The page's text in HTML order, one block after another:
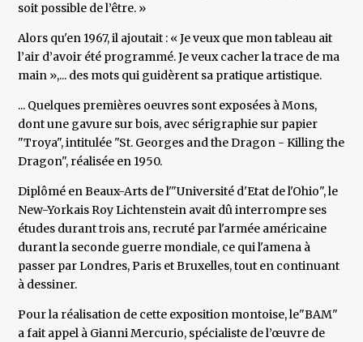
soit possible de l’être. »
Alors qu'en 1967, il ajoutait : « Je veux que mon tableau ait
l’air d’avoir été programmé. Je veux cacher la trace de ma
main »,... des mots qui guidèrent sa pratique artistique.
... Quelques premières oeuvres sont exposées à Mons,
dont une gavure sur bois, avec sérigraphie sur papier
"Troya", intitulée "St. Georges and the Dragon - Killing the
Dragon", réalisée en 1950.
Diplômé en Beaux-Arts de l'"Université d'Etat de l'Ohio", le
New-Yorkais Roy Lichtenstein avait dû interrompre ses
études durant trois ans, recruté par l'armée américaine
durant la seconde guerre mondiale, ce qui l'amena à
passer par Londres, Paris et Bruxelles, tout en continuant
à dessiner.
Pour la réalisation de cette exposition montoise, le"BAM"
a fait appel à Gianni Mercurio, spécialiste de l’œuvre de